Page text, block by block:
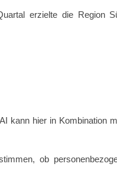
erzielte die Region
kann hier in Kombination
ob